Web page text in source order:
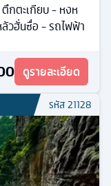
กตะเกียบ - หงห
วฮั่นซื่อ - รถไฟฟ้า
ดูรายละเอียด
รหัส21128